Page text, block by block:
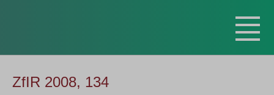
ZfIR 2008, 134